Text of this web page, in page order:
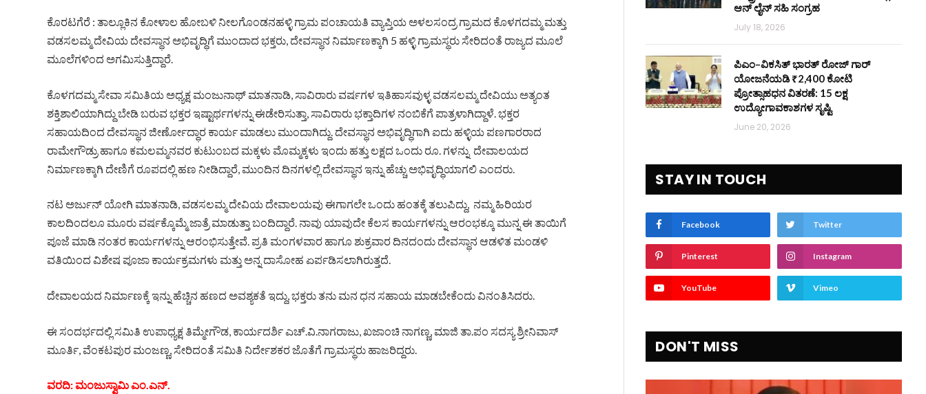
ಕೊರಟಗೆರೆ : ತಾಲ್ಲೂಕಿನ ಕೋಳಾಲ ಹೋಬಳಿ ನೀಲಗೊಂಡನಹಳ್ಳಿ ಗ್ರಾಮ ಪಂಚಾಯತಿ ವ್ಯಾಪ್ತಿಯ ಅಳಲಸಂದ್ರ ಗ್ರಾಮದ ಕೊಳಗದಮ್ಮ ಮತ್ತು
ವಡಸಲಮ್ಮ ದೇವಿಯ ದೇವಸ್ಥಾನ ಅಭಿವೃದ್ಧಿಗೆ ಮುಂದಾದ ಭಕ್ತರು, ದೇವಸ್ಥಾನ ನಿರ್ಮಾಣಕ್ಕಾಗಿ 5 ಹಳ್ಳಿ ಗ್ರಾಮಸ್ಥರು ಸೇರಿದಂತೆ ರಾಜ್ಯದ ಮೂಲೆ
ಮೂಲೆಗಳಿಂದ ಅಗಮಿಸುತ್ತಿದ್ದಾರೆ.
ಕೊಳಗದಮ್ಮ ಸೇವಾ ಸಮಿತಿಯ ಅಧ್ಯಕ್ಷ ಮಂಜುನಾಥ್ ಮಾತನಾಡಿ, ಸಾವಿರಾರು ವರ್ಷಗಳ ಇತಿಹಾಸವುಳ್ಳ ವಡಸಲಮ್ಮ ದೇವಿಯು ಅತ್ಯಂತ
ಶಕ್ತಿಶಾಲಿಯಾಗಿದ್ದು ಬೇಡಿ ಬರುವ ಭಕ್ತರ ಇಷ್ಟಾರ್ಥಗಳನ್ನು ಈಡೇರಿಸುತ್ತಾ, ಸಾವಿರಾರು ಭಕ್ತಾದಿಗಳ ನಂಬಿಕೆಗೆ ಪಾತ್ರಳಾಗಿದ್ದಾಳೆ. ಭಕ್ತರ
ಸಹಾಯದಿಂದ ದೇವಸ್ಥಾನ ಜೀರ್ಣೋದ್ಧಾರ ಕಾರ್ಯ ಮಾಡಲು ಮುಂದಾಗಿದ್ದು. ದೇವಸ್ಥಾನ ಅಭಿವೃದ್ಧಿಗಾಗಿ ಐದು ಹಳ್ಳಿಯ ಪಣಗಾರರಾದ
ರಾಮೇಗೌಡ್ರು ಹಾಗೂ ಕಮಲಮ್ಮನವರ ಕುಟುಂಬದ ಮಕ್ಕಳು ಮೊಮ್ಮಕ್ಕಳು ಇಂದು ಹತ್ತು ಲಕ್ಷದ ಒಂದು ರೂ. ಗಳನ್ನು ದೇವಾಲಯದ
ನಿರ್ಮಾಣಕ್ಕಾಗಿ ದೇಣಿಗೆ ರೂಪದಲ್ಲಿ ಹಣ ನೀಡಿದ್ದಾರೆ, ಮುಂದಿನ ದಿನಗಳಲ್ಲಿ ದೇವಸ್ಥಾನ ಇನ್ನು ಹೆಚ್ಚು ಅಭಿವೃದ್ಧಿಯಾಗಲಿ ಎಂದರು.
ನಟ ಅರ್ಜುನ್ ಯೋಗಿ ಮಾತನಾಡಿ, ವಡಸಲಮ್ಮ ದೇವಿಯ ದೇವಾಲಯವು ಈಗಾಗಲೇ ಒಂದು ಹಂತಕ್ಕೆ ತಲುಪಿದ್ದು, ನಮ್ಮ ಹಿರಿಯರ
ಕಾಲದಿಂದಲೂ ಮೂರು ವರ್ಷಕ್ಕೊಮ್ಮೆ ಜಾತ್ರೆ ಮಾಡುತ್ತಾ ಬಂದಿದ್ದಾರೆ. ನಾವು ಯಾವುದೇ ಕೆಲಸ ಕಾರ್ಯಗಳನ್ನು ಆರಂಭಕ್ಕೂ ಮುನ್ನ ಈ ತಾಯಿಗೆ
ಪೂಜೆ ಮಾಡಿ ನಂತರ ಕಾರ್ಯಗಳನ್ನು ಆರಂಭಿಸುತ್ತೇವೆ. ಪ್ರತಿ ಮಂಗಳವಾರ ಹಾಗೂ ಶುಕ್ರವಾರ ದಿನದಂದು ದೇವಸ್ಥಾನ ಆಡಳಿತ ಮಂಡಳಿ
ವತಿಯಿಂದ ವಿಶೇಷ ಪೂಜಾ ಕಾರ್ಯಕ್ರಮಗಳು ಮತ್ತು ಅನ್ನ ದಾಸೋಹ ಏರ್ಪಡಿಸಲಾಗಿರುತ್ತದೆ.
ದೇವಾಲಯದ ನಿರ್ಮಾಣಕ್ಕೆ ಇನ್ನು ಹೆಚ್ಚಿನ ಹಣದ ಅವಶ್ಯಕತೆ ಇದ್ದು, ಭಕ್ತರು ತನು ಮನ ಧನ ಸಹಾಯ ಮಾಡಬೇಕೆಂದು ವಿನಂತಿಸಿದರು.
ಈ ಸಂದರ್ಭದಲ್ಲಿ ಸಮಿತಿ ಉಪಾಧ್ಯಕ್ಷ ತಿಮ್ಮೇಗೌಡ, ಕಾರ್ಯದರ್ಶಿ ಎಚ್.ವಿ.ನಾಗರಾಜು, ಖಜಾಂಚಿ ನಾಗಣ್ಣ, ಮಾಜಿ ತಾ.ಪಂ ಸದಸ್ಯ ಶ್ರೀನಿವಾಸ್
ಮೂರ್ತಿ, ವೆಂಕಟಪುರ ಮಂಜಣ್ಣ, ಸೇರಿದಂತೆ ಸಮಿತಿ ನಿರ್ದೇಶಕರ ಜೊತೆಗೆ ಗ್ರಾಮಸ್ಥರು ಹಾಜರಿದ್ದರು.
ವರದಿ: ಮಂಜುಸ್ವಾಮಿ ಎಂ.ಎನ್.
ಆನ್‌ ಲೈನ್ ಸಹಿ ಸಂಗ್ರಹ
July 18, 2026
ಪಿಎಂ–ವಿಕಸಿತ್ ಭಾರತ್ ರೋಜ್‌ ಗಾರ್
ಯೋಜನೆಯಡಿ ₹2,400 ಕೋಟಿ
ಪ್ರೋತ್ಸಾಹಧನ ವಿತರಣೆ: 15 ಲಕ್ಷ
ಉದ್ಯೋಗಾವಕಾಶಗಳ ಸೃಷ್ಟಿ
June 20, 2026
STAY IN TOUCH
Facebook Twitter
Pinterest Instagram
YouTube Vimeo
DON'T MISS